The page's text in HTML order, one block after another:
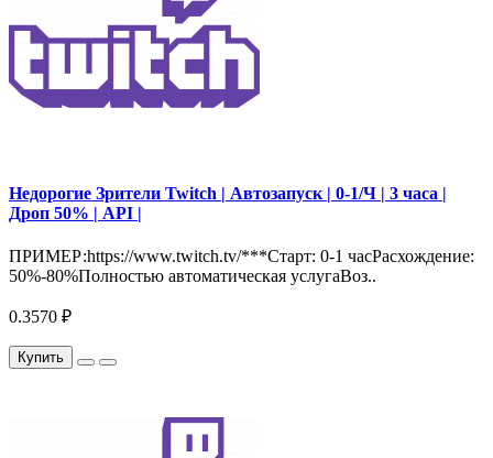
Недорогие Зрители Twitch | Автозапуск | 0-1/Ч | 3 часа |
Дроп 50% | API |
ПРИМЕР:https://www.twitch.tv/***Старт: 0-1 часРасхождение:
50%-80%Полностью автоматическая услугаВоз..
0.3570 ₽
Купить